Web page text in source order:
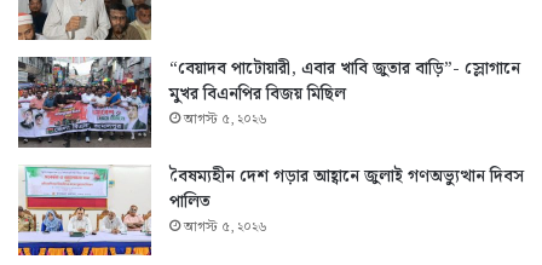
“বেয়াদব পাটোয়ারী, এবার খাবি জুতার বাড়ি”- স্লোগানে
মুখর বিএনপির বিজয় মিছিল
আগস্ট ৫, ২০২৬
বৈষম্যহীন দেশ গড়ার আহ্বানে জুলাই গণঅভ্যুত্থান দিবস
পালিত
আগস্ট ৫, ২০২৬